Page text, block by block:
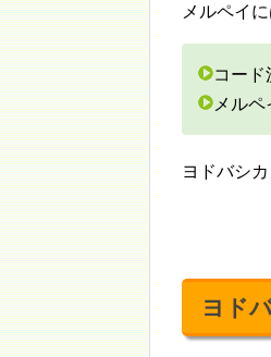
メルペイ
コー
メル
ヨドバシ
ヨド